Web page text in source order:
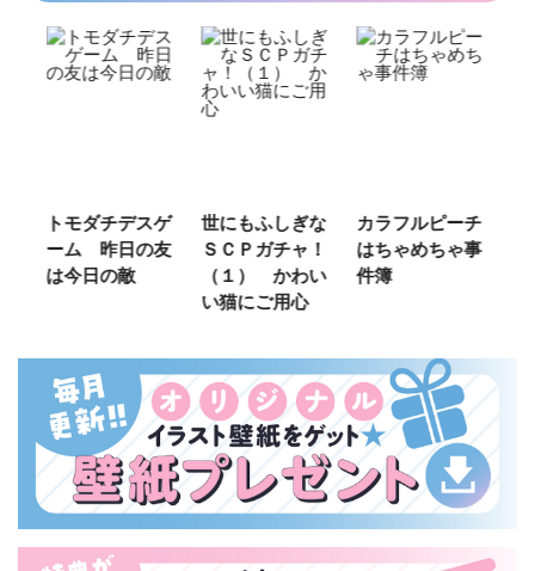
トモダチデスゲ
ーム 昨日の友
は今日の敵
世にもふしぎな
ＳＣＰガチャ！
（１） かわい
い猫にご用心
カラフルピーチ
はちゃめちゃ事
件簿